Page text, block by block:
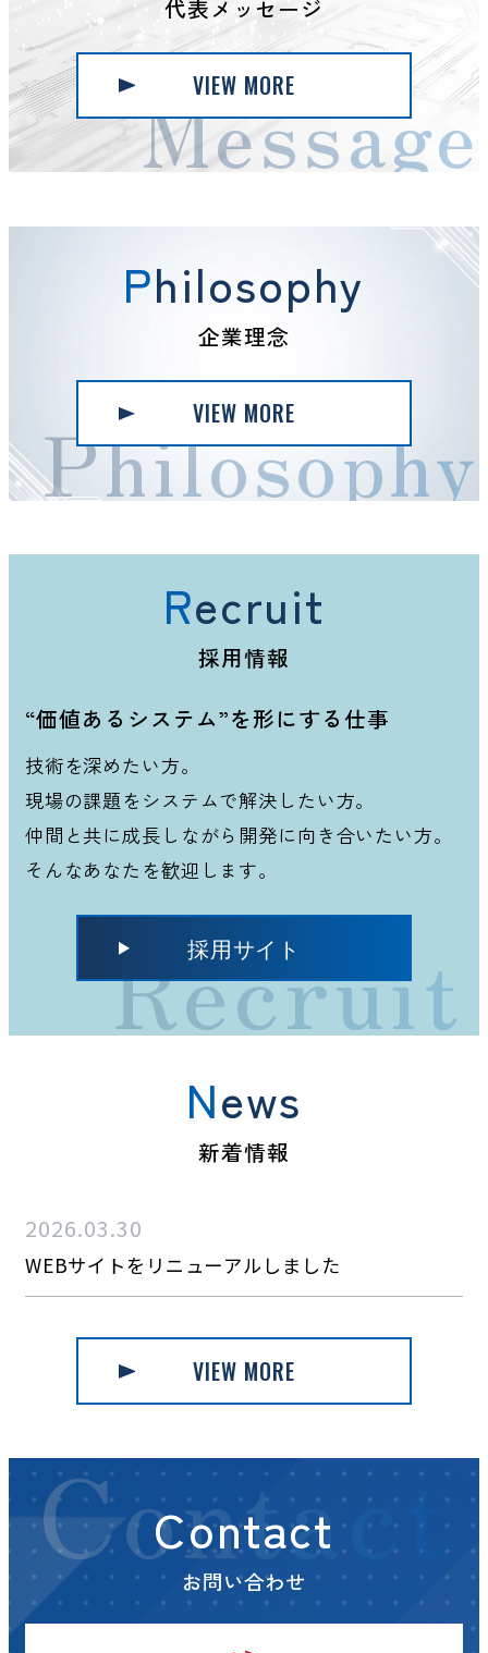
代表メッセージ
VIEW MORE
Message
Philosophy
企業理念
VIEW MORE
Philosophy
Recruit
採用情報
“価値あるシステム”を形にする仕事
技術を深めたい方。
現場の課題をシステムで解決したい方。
仲間と共に成長しながら開発に向き合いたい方。
そんなあなたを歓迎します。
採用サイト
Recruit
News
新着情報
2026.03.30
WEBサイトをリニューアルしました
VIEW MORE
Contact
お問い合わせ
Contact